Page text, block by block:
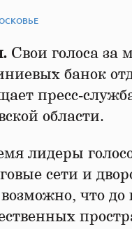
Свои голоса за
банок
пресс-
области.
лидеры
сети и
что